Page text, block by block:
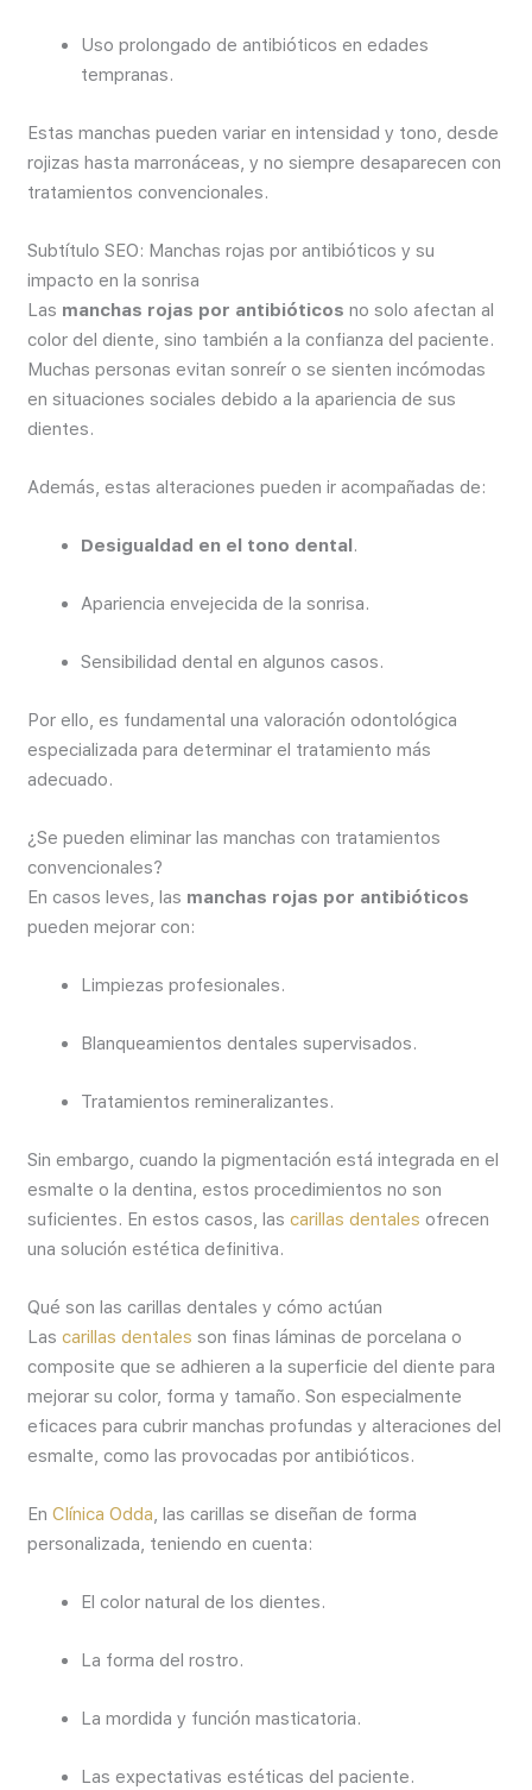
Uso prolongado de antibióticos en edades
tempranas.
Estas manchas pueden variar en intensidad y tono, desde
rojizas hasta marronáceas, y no siempre desaparecen con
tratamientos convencionales.
Subtítulo SEO: Manchas rojas por antibióticos y su
impacto en la sonrisa
Las manchas rojas por antibióticos no solo afectan al
color del diente, sino también a la confianza del paciente.
Muchas personas evitan sonreír o se sienten incómodas
en situaciones sociales debido a la apariencia de sus
dientes.
Además, estas alteraciones pueden ir acompañadas de:
Desigualdad en el tono dental .
Apariencia envejecida de la sonrisa.
Sensibilidad dental en algunos casos.
Por ello, es fundamental una valoración odontológica
especializada para determinar el tratamiento más
adecuado.
¿Se pueden eliminar las manchas con tratamientos
convencionales?
En casos leves, las manchas rojas por antibióticos
pueden mejorar con:
Limpiezas profesionales.
Blanqueamientos dentales supervisados.
Tratamientos remineralizantes.
Sin embargo, cuando la pigmentación está integrada en el
esmalte o la dentina, estos procedimientos no son
suficientes. En estos casos, lascarillas dentales ofrecen
una solución estética definitiva.
Qué son las carillas dentales y cómo actúan
Lascarillas dentales son finas láminas de porcelana o
composite que se adhieren a la superficie del diente para
mejorar su color, forma y tamaño. Son especialmente
eficaces para cubrir manchas profundas y alteraciones del
esmalte, como las provocadas por antibióticos.
EnClínica Odda, las carillas se diseñan de forma
personalizada, teniendo en cuenta:
El color natural de los dientes.
La forma del rostro.
La mordida y función masticatoria.
Las expectativas estéticas del paciente.